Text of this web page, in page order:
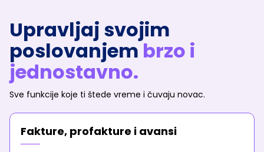
Upravljaj svojim
poslovanjem brzo i
jednostavno.
Sve funkcije koje ti štede vreme i čuvaju novac.
Fakture, profakture i avansi